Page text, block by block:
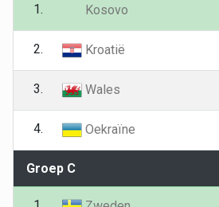
1. Kosovo
2. Kroatië
3. Wales
4. Oekraïne
Groep C